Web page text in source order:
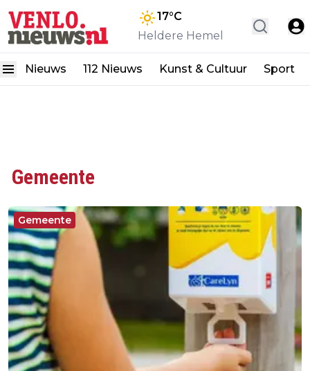
17°C
Heldere Hemel
Nieuws 112 Nieuws Kunst & Cultuur Sport
Gemeente
Gemeente